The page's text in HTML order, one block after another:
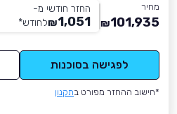
מחיר
101,935
₪
החזר חודשי מ-
1,051
₪לחודש*
לפגישה בסוכנות
*חישוב ההחזר מפורט בתקנון